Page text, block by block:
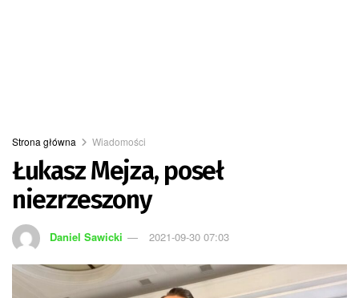
Strona główna Wiadomości
Łukasz Mejza, poseł
niezrzeszony
Daniel Sawicki 2021-09-30 07:03